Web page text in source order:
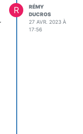
R
RÉMY
DUCROS
27 AVR. 2023 À
17:56